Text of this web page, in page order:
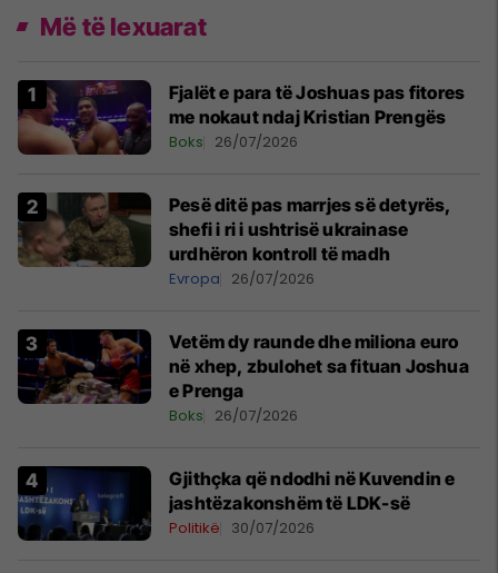
Më të lexuarat
Fjalët e para të Joshuas pas fitores
me nokaut ndaj Kristian Prengës
Boks 26/07/2026
Pesë ditë pas marrjes së detyrës,
shefi i ri i ushtrisë ukrainase
urdhëron kontroll të madh
Evropa 26/07/2026
Vetëm dy raunde dhe miliona euro
në xhep, zbulohet sa fituan Joshua
e Prenga
Boks 26/07/2026
Gjithçka që ndodhi në Kuvendin e
jashtëzakonshëm të LDK-së
Politikë 30/07/2026